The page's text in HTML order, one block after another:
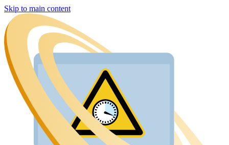
Skip to main content